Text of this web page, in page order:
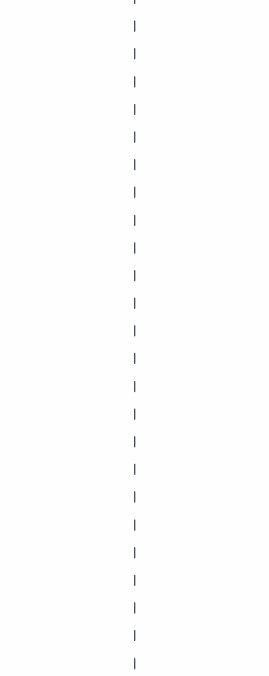
|
|
|
|
|
|
|
|
|
|
|
|
|
|
|
|
|
|
|
|
|
|
|
|